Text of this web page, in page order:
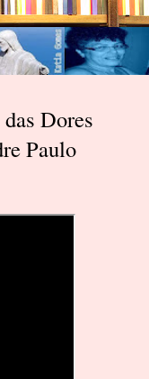
Dores
Paulo